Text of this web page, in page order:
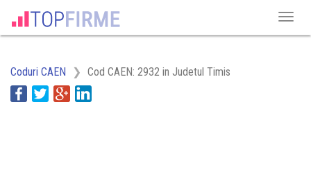
Coduri CAEN Cod CAEN: 2932 in Judetul Timis